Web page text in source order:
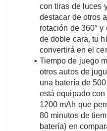
con tiras de luces
destacar de otros
rotación de 360°
de doble cara, tu
convertirá en el
Tiempo de juego
otros autos de
una batería de
está equipado
1200 mAh que
80 minutos de
batería) en